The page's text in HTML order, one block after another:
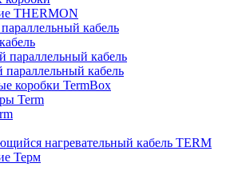
THERMON
кабель
кабель
кабель
коробки TermBox
Term
нагревательный кабель TERM
Терм